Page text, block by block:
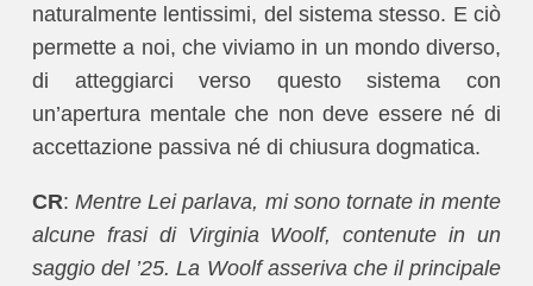
naturalmente lentissimi, del sistema stesso. E ciò
permette a noi, che viviamo in un mondo diverso,
di atteggiarci verso questo sistema con
un’apertura mentale che non deve essere né di
accettazione passiva né di chiusura dogmatica.
CR:Mentre Lei parlava, mi sono tornate in mente
alcune frasi di Virginia Woolf, contenute in un
saggio del ’25. La Woolf asseriva che il principale